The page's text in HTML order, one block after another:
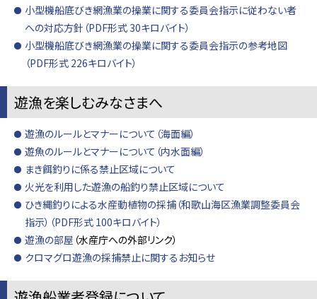
小型機船底びき網漁業の操業に関する委員会指示に従わない者
への対応方針（PDF形式 30キロバイト）
小型機船底びき網漁業の操業に関する委員会指示の参考地図
（PDF形式 226キロバイト）
遊漁を楽しむみなさまへ
遊漁のルールとマナーについて（海面編）
遊魚のルールとマナーについて（内水面編）
まき餌釣りに係る禁止区域について
火光を利用した遊漁の船釣り禁止区域について
ひき縄釣りによる水産動植物の採捕（和歌山海区漁業調整委員会
指示）（PDF形式 100キロバイト）
遊漁の部屋 （水産庁への外部リンク）
クロマグロ遊漁の採捕禁止に関するお知らせ